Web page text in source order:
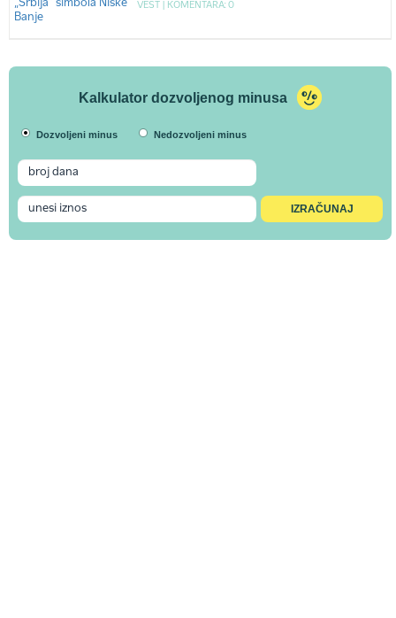
VEST | KOMENTARA: 0
Kalkulator dozvoljenog minusa
Dozvoljeni minus Nedozvoljeni minus